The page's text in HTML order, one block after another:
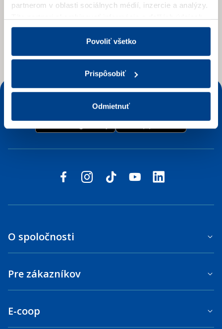
partnerom v oblasti sociálnych médií, inzercie a analýzy.
ktoré vám poskytli alebo ktoré vás získali, keď ste
Viac informácií nájdete v Zásadách
spracúvania súborov cookies.
Povoliť všetko
Prispôsobiť
Odmietnuť
Súhlasím sospracovaním osobných údajovv
súvislosti so zasielaním newslettru.*
Prihlásiť sa
Stiahnite si aplikáciu COOP Jednota Klub
Sledujte nás na sociálnych sieťach
facebookinstagram
tiktok youtubelinkedin
O spoločnosti
Pre zákazníkov
E-coop